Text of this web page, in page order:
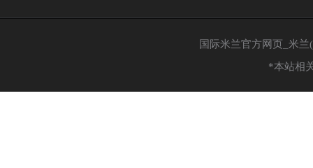
国际米兰官方网页_米
*本站相